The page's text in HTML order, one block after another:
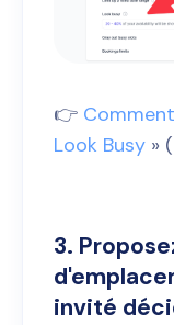
👉
Look Busy »
3.
invité